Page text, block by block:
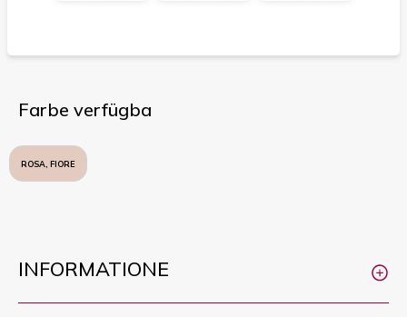
Farbe verfügba
ROSA, FIORE
INFORMATIONE